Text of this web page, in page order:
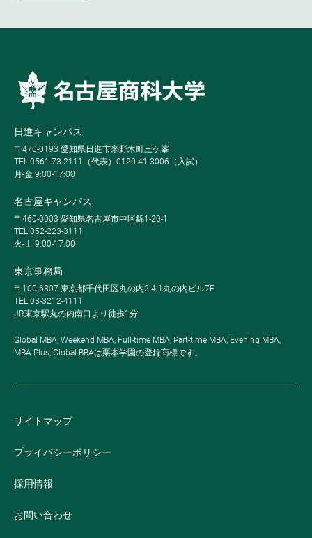
日進キャンパス
〒470-0193 愛知県日進市米野木町三ケ峯
TEL 0561-73-2111（代表）0120-41-3006（入試）
月-金 9:00-17:00
名古屋キャンパス
〒460-0003 愛知県名古屋市中区錦1-20-1
TEL 052-223-3111
火-土 9:00-17:00
東京事務局
〒100-6307 東京都千代田区丸の内2-4-1丸の内ビル7F
TEL 03-3212-4111
JR東京駅丸の内南口より徒歩1分
Global MBA, Weekend MBA, Full-time MBA, Part-time MBA, Evening MBA,
MBA Plus, Global BBAは栗本学園の登録商標です。
サイトマップ
プライバシーポリシー
採用情報
お問い合わせ